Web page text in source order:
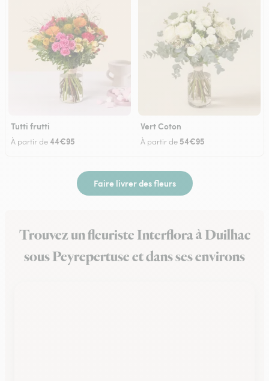
Tutti frutti
À partir de44€95
Vert Coton
À partir de 54€95
Faire livrer des fleurs
Trouvez un fleuriste Interflora à Duilhac
sous Peyrepertuse et dans ses environs